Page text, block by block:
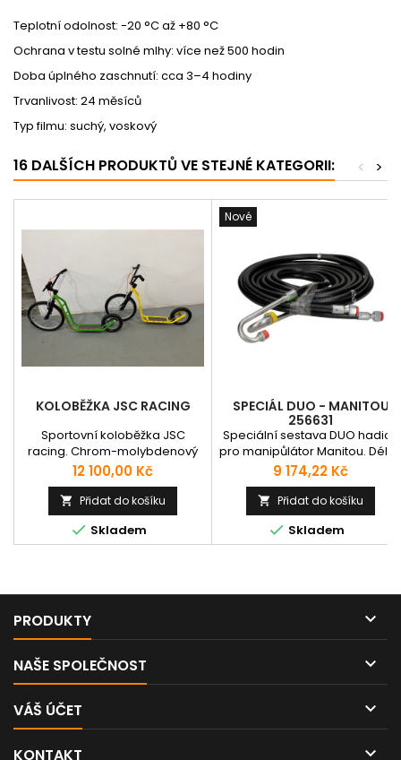
Teplotní odolnost: -20 °C až +80 °C
Ochrana v testu solné mlhy: více než 500 hodin
Doba úplného zaschnutí: cca 3–4 hodiny
Trvanlivost: 24 měsíců
Typ filmu: suchý, voskový
16 DALŠÍCH PRODUKTŮ VE STEJNÉ KATEGORII: >
<
KOLOBĚŽKA JSC RACING
Sportovní koloběžka JSC
racing. Chrom-molybdenový
rám. Kola 20’’ / 12’’ Váha 7,5 Kg
Vhodné pro všechny věkové
kategorie. Nosnost do 100 kg.
Univerzální držák na zeď
ZDARMA.
Cena
12 100,00 Kč
 Přidat do košíku
 Skladem
Nové
SPECIÁL DUO - MANITOU
256631
Speciální sestava DUO hadice
pro manipůlátor Manitou. Délka
7330mm; DKOS 12 M24x1,5, CES
12 180° M24x1,5 .7582 Sériové
číslo: 256631
Cena
9 174,22 Kč
 Přidat do košíku
 Skladem
PRODUKTY 
NAŠE SPOLEČNOST 
VÁŠ ÚČET 
KONTAKT 